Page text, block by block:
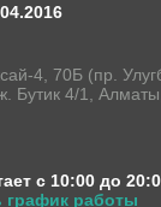
4, 70Б (пр.
Бутик 4/1,
с 10:00 до
график работы